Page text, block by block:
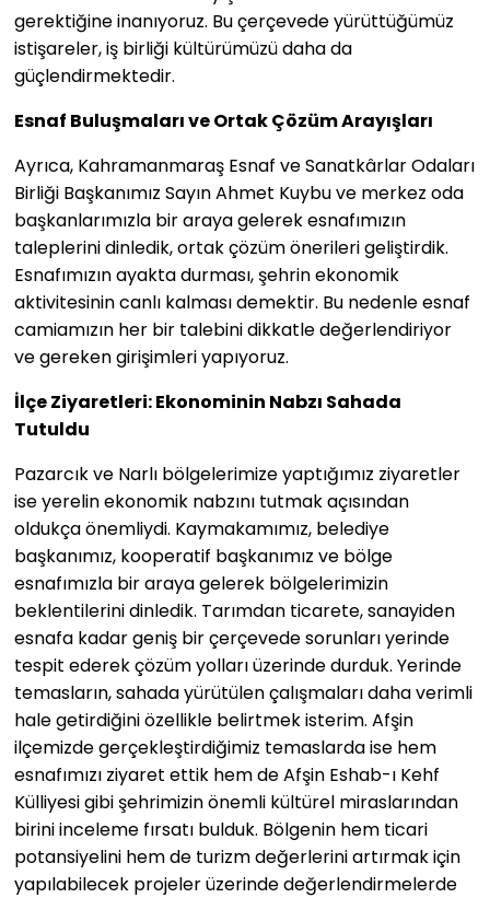
gerektiğine inanıyoruz. Bu çerçevede yürüttüğümüz
istişareler, iş birliği kültürümüzü daha da
güçlendirmektedir.
Esnaf Buluşmaları ve Ortak Çözüm Arayışları
Ayrıca, Kahramanmaraş Esnaf ve Sanatkârlar Odaları
Birliği Başkanımız Sayın Ahmet Kuybu ve merkez oda
başkanlarımızla bir araya gelerek esnafımızın
taleplerini dinledik, ortak çözüm önerileri geliştirdik.
Esnafımızın ayakta durması, şehrin ekonomik
aktivitesinin canlı kalması demektir. Bu nedenle esnaf
camiamızın her bir talebini dikkatle değerlendiriyor
ve gereken girişimleri yapıyoruz.
İlçe Ziyaretleri: Ekonominin Nabzı Sahada
Tutuldu
Pazarcık ve Narlı bölgelerimize yaptığımız ziyaretler
ise yerelin ekonomik nabzını tutmak açısından
oldukça önemliydi. Kaymakamımız, belediye
başkanımız, kooperatif başkanımız ve bölge
esnafımızla bir araya gelerek bölgelerimizin
beklentilerini dinledik. Tarımdan ticarete, sanayiden
esnafa kadar geniş bir çerçevede sorunları yerinde
tespit ederek çözüm yolları üzerinde durduk. Yerinde
temasların, sahada yürütülen çalışmaları daha verimli
hale getirdiğini özellikle belirtmek isterim. Afşin
ilçemizde gerçekleştirdiğimiz temaslarda ise hem
esnafımızı ziyaret ettik hem de Afşin Eshab-ı Kehf
Külliyesi gibi şehrimizin önemli kültürel miraslarından
birini inceleme fırsatı bulduk. Bölgenin hem ticari
potansiyelini hem de turizm değerlerini artırmak için
yapılabilecek projeler üzerinde değerlendirmelerde